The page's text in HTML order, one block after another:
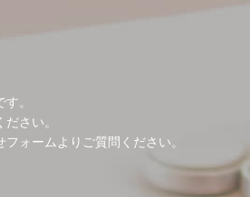
。
さい。
ォームよりご質問ください。